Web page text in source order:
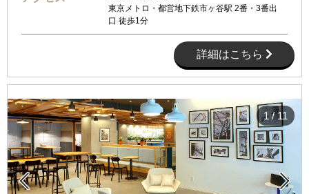
東京メトロ・都営地下鉄市ヶ谷駅 2番・3番出
口 徒歩1分
詳細はこちら
 
1/11